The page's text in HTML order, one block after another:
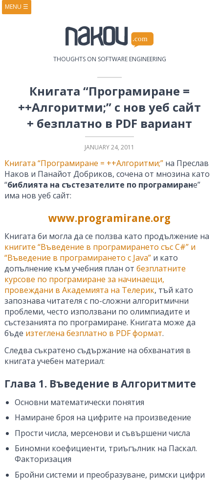
MENU ☰
COURSES
RESEARCH
PUBLICATIONS
THOUGHTS ON SOFTWARE ENGINEERING
Книгата “Програмиране =
++Алгоритми;” с нов уеб сайт
+ безплатно в PDF вариант
JANUARY 24, 2011
Книгата “Програмиране = ++Алгоритми;”на Преслав
Наков и Панайот Добриков, сочена от мнозина като
“библията на състезателите по програмиране”
има нов уеб сайт:
www.programirane.org
Книгата би могла да се ползва като продължение на
книгите “Въведение в програмирането със C#” и
“Въведение в програмирането с Java”и като
допълнение към учебния план от безплатните
курсове по програмиране за начинаещи,
провеждани в Академията на Телерик, тъй като
запознава читателя с по-сложни алгоритмични
проблеми, често използвани по олимпиадите и
състезанията по програмиране. Книгата може да
бъде изтеглена безплатно в PDF формат.
Следва съкратено съдържание на обхванатия в
книгата учебен материал:
Глава 1. Въведение в Алгоритмите
Основни математически понятия
Намиране броя на цифрите на произведение
Прости числа, мерсенови и съвършени числа
Биномни коефициенти, триъгълник на Паскал.
Факторизация
Бройни системи и преобразуване, римски цифри